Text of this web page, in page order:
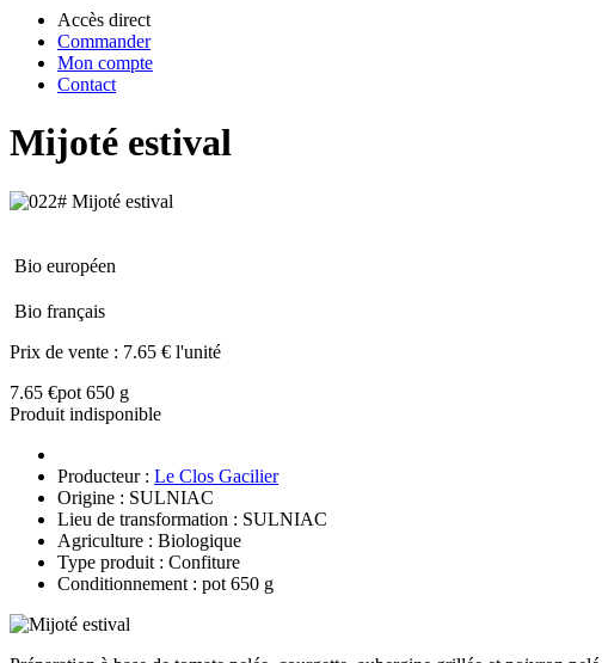
Accès direct
Commander
Mon compte
Contact
Mijoté estival
Bio européen
Bio français
Prix de vente : 7.65 € l'unité
7.65 €pot 650 g
Produit indisponible
Producteur : Le Clos Gacilier
Origine : SULNIAC
Lieu de transformation : SULNIAC
Agriculture : Biologique
Type produit : Confiture
Conditionnement : pot 650 g